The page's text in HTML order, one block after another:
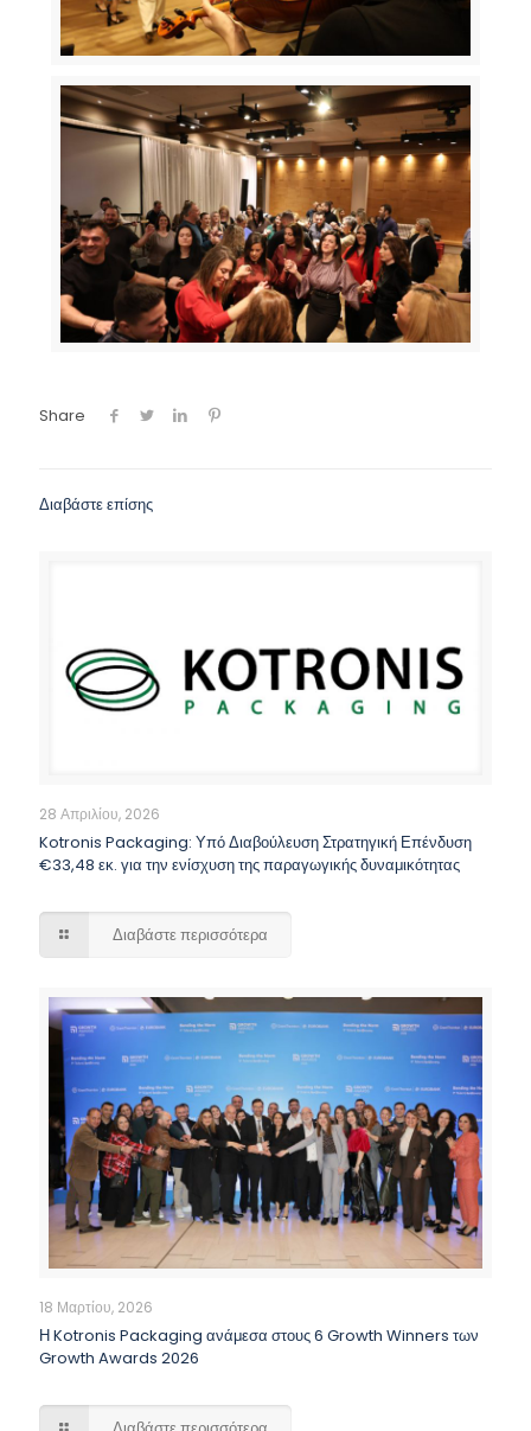
Share
Διαβάστε επίσης
28 Απριλίου, 2026
Kotronis Packaging: Υπό Διαβούλευση Στρατηγική Επένδυση
€33,48 εκ. για την ενίσχυση της παραγωγικής δυναμικότητας
Διαβάστε περισσότερα
18 Μαρτίου, 2026
Η Kotronis Packaging ανάμεσα στους 6 Growth Winners των
Growth Awards 2026